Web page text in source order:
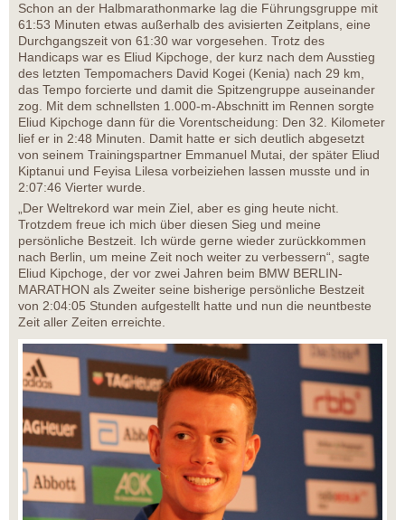
Schon an der Halbmarathonmarke lag die Führungsgruppe mit
61:53 Minuten etwas außerhalb des avisierten Zeitplans, eine
Durchgangszeit von 61:30 war vorgesehen. Trotz des
Handicaps war es Eliud Kipchoge, der kurz nach dem Ausstieg
des letzten Tempomachers David Kogei (Kenia) nach 29 km,
das Tempo forcierte und damit die Spitzengruppe auseinander
zog. Mit dem schnellsten 1.000-m-Abschnitt im Rennen sorgte
Eliud Kipchoge dann für die Vorentscheidung: Den 32. Kilometer
lief er in 2:48 Minuten. Damit hatte er sich deutlich abgesetzt
von seinem Trainingspartner Emmanuel Mutai, der später Eliud
Kiptanui und Feyisa Lilesa vorbeiziehen lassen musste und in
2:07:46 Vierter wurde.
„Der Weltrekord war mein Ziel, aber es ging heute nicht.
Trotzdem freue ich mich über diesen Sieg und meine
persönliche Bestzeit. Ich würde gerne wieder zurückkommen
nach Berlin, um meine Zeit noch weiter zu verbessern“, sagte
Eliud Kipchoge, der vor zwei Jahren beim BMW BERLIN-
MARATHON als Zweiter seine bisherige persönliche Bestzeit
von 2:04:05 Stunden aufgestellt hatte und nun die neuntbeste
Zeit aller Zeiten erreichte.